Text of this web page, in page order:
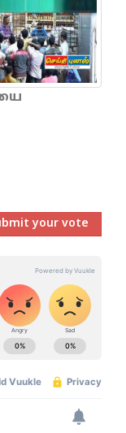
your vote